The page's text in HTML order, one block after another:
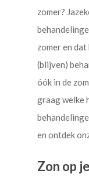
zomer?
zomer en
(blijven)
óók in de
graag welke
en ontdek
Zon op